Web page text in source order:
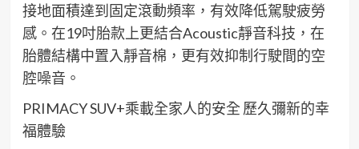
接地面積達到 固定滾動頻率 ，有效降低駕駛疲勞
感。 在19吋胎款 上更結合Acoustic靜音科技 ， 在
胎體結構中置入靜音棉 ， 更有效抑制行駛間的空
腔噪音。
PRIMACYSUV+乘載全家人的安全 歷久彌新的幸
福體驗